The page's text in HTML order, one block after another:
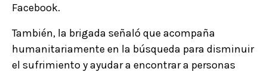
Facebook.
También, la brigada señaló que acompaña
humanitariamente en la búsqueda para disminuir
el sufrimiento y ayudar a encontrar a personas